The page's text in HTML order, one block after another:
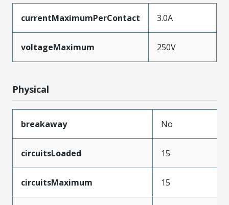
currentMaximumPerContact 3.0A
voltageMaximum 250V
Physical
breakaway No
circuitsLoaded 15
circuitsMaximum 15